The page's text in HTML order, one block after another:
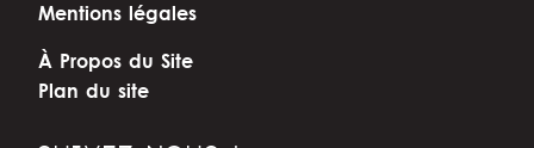
Mentions légales
À Propos du Site
Plan du site